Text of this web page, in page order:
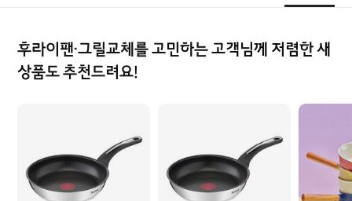
후라이팬·그릴교체를 고민하는 고객님께 저렴한 새
상품도 추천드려요!